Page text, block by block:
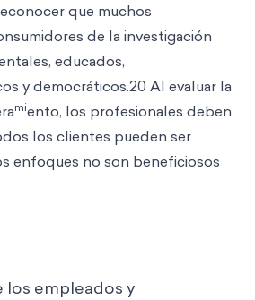
que muchos
de la investigación
educados,
y democráticos.20 Al evaluar la
miento, los profesionales deben
los clientes pueden ser
enfoques no son beneficiosos
los empleados y